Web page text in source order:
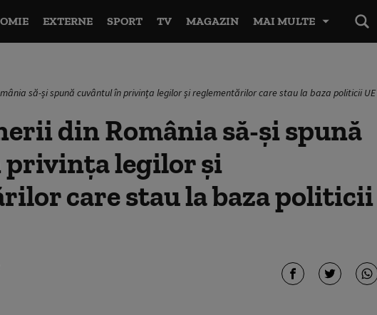
EXTERNE SPORT TV MAGAZIN MAI MULTE
să-și spună cuvântul în privința legilor și reglementărilor care stau la baza politicii UE
din România să-și spună
privința legilor și
care stau la baza politicii